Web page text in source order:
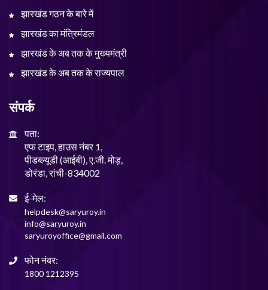
झारखंड गठन के बारे में
झारखंड का मंत्रिमंडल
झारखंड के अब तक के मुख्यमंत्री
झारखंड के अब तक के राज्यपाल
संपर्क
पता:
एफ टाइप, हाउस नंबर 1,
पीडब्ल्यूडी (आईबी), ए.जी. मोड़,
डोरंडा, रांची-834002
ई-मेल:
helpdesk@saryuroy.in
info@saryuroy.in
saryuroyoffice@gmail.com
फोन नंबर:
1800 1212395